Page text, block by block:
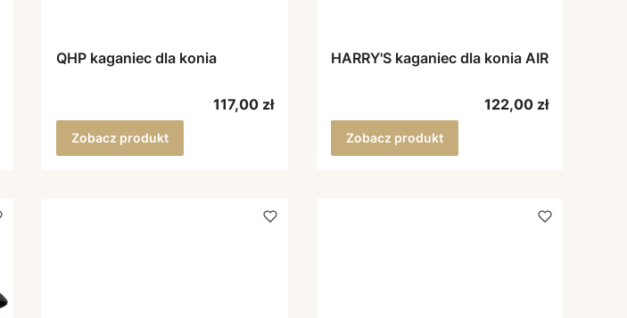
QHP kaganiec dla konia
Cena
117,00 zł
Zobacz produkt
HARRY'S kaganiec dla konia AIR
Cena
122,00 zł
Zobacz produkt